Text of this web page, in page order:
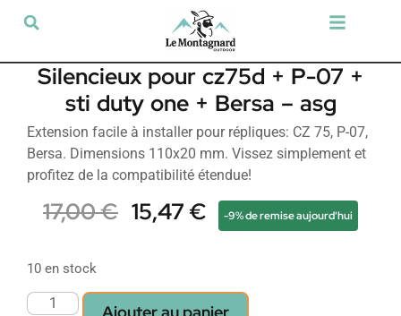
Silencieux pour cz75d + P-07 +
sti duty one + Bersa – asg
Extension facile à installer pour répliques: CZ 75, P-07,
Bersa. Dimensions 110x20 mm. Vissez simplement et
profitez de la compatibilité étendue!
17,00€ 15,47€ -9% de remise aujourd'hui
10 en stock